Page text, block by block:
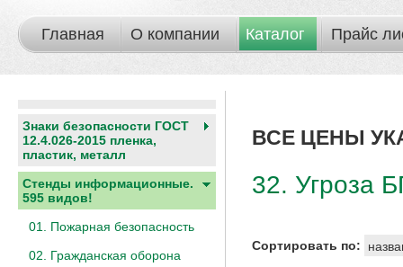
Главная О компании Каталог Прайс
Знаки безопасности ГОСТ
12.4.026-2015 пленка,
пластик, металл
Стенды информационные.
595 видов!
01. Пожарная безопасность
02. Гражданская оборона
ВСЕ ЦЕНЫ
32. Угроза
Сортировать по: